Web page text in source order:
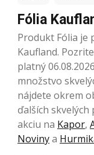
Fólia
Produkt Fólia je
Kaufland.
platný
množstvo
nájdete okrem
ďalších
akciu na Kapor,
Novinya